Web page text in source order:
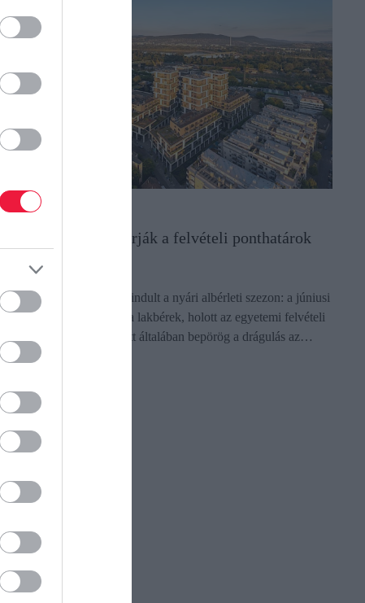
Nemcsak a diákok várják a felvételi ponthatárok
visszafogottan indult a nyári albérleti szezon: a júniusi
alig emelkedtek a lakbérek, holott az egyetemi felvételi
kihirdetése előtt általában bepörög a drágulás az…